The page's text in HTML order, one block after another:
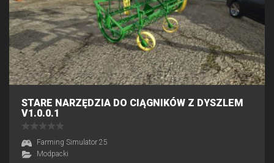
STARE NARZĘDZIA DO CIĄGNIKÓW Z DYSZLEM
V1.0.0.1
Farming Simulator 25
Modpacki